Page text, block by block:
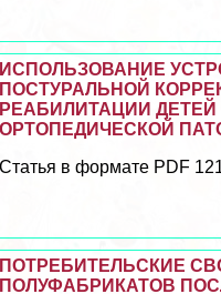
ИСПОЛЬЗОВАНИЕ
ПОСТУРАЛЬНОЙ
РЕАБИЛИТАЦИИ
ОРТОПЕДИЧЕСКОЙ
Статья в формате PDF
ПОТРЕБИТЕЛЬСКИЕ
ПОЛУФАБРИКАТОВ